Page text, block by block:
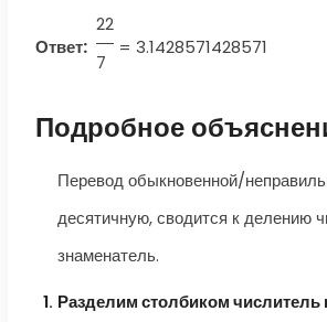
Ответ:
22
7
= 3.1428571428571
Подробное
Перевод обыкновенной/
десятичную, сводится к делению
знаменатель.
Разделим столбиком числитель